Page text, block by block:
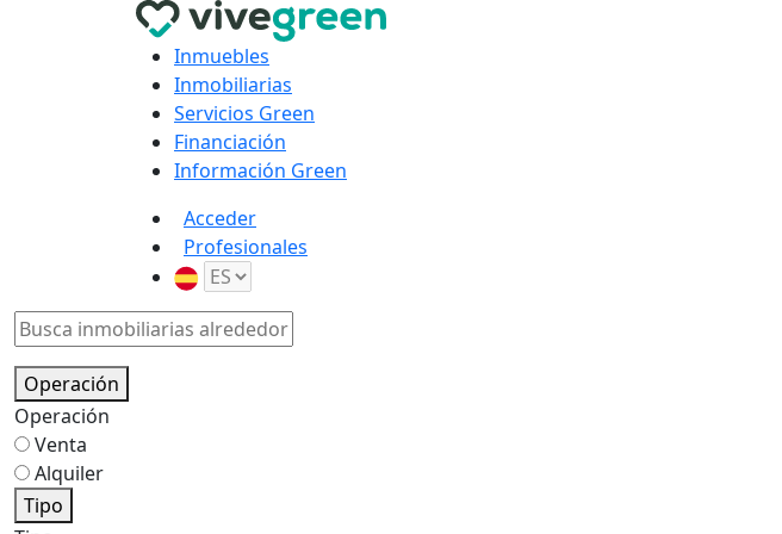
Inmuebles
Inmobiliarias
Servicios Green
Financiación
Información Green
Acceder
Profesionales
Operación
Operación
Venta
Alquiler
Tipo